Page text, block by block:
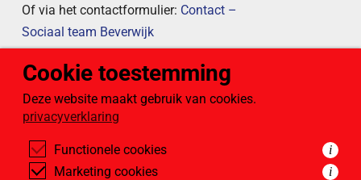
Of via het contactformulier: Contact –
Sociaal team Beverwijk
Publicaties
Hier vindt u eerdere publicaties van
Sociaal team Beverwijk, zoals onze
jaarverslagen.
Cookie toestemming
Deze website maakt gebruik van cookies.
privacyverklaring
Functionele cookies
i
Marketing cookies i